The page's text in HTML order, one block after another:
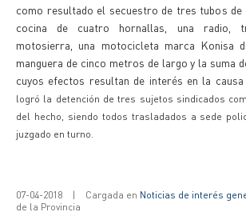
como resultado el secuestro de tres tubos de
cocina de cuatro hornallas, una radio,
motosierra, una motocicleta marca Konisa
manguera de cinco metros de largo y la suma
cuyos efectos resultan de interés en la causa
logró la detención de tres sujetos sindicados
del hecho, siendo todos trasladados a sede
juzgado en turno.
07-04-2018 | Cargada en Noticias de interés
de la Provincia